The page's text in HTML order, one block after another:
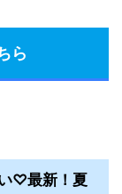
ら
♡最新！夏